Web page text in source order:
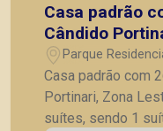
Casa padrão
Cândido
Ribeirão Preto/
Parque
Preto/SP
Casa padrão com
Portinari, Zona
suítes, sendo 1